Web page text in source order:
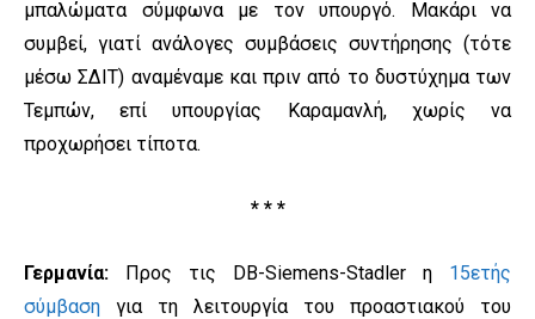
μπαλώματα σύμφωνα με τον υπουργό. Μακάρι να
συμβεί, γιατί ανάλογες συμβάσεις συντήρησης (τότε
μέσω ΣΔΙΤ) αναμέναμε και πριν από το δυστύχημα των
Τεμπών, επί υπουργίας Καραμανλή, χωρίς να
προχωρήσει τίποτα.
* * *
Γερμανία: Προς τις DB-Siemens-Stadler η 15ετής
σύμβαση για τη λειτουργία του προαστιακού του